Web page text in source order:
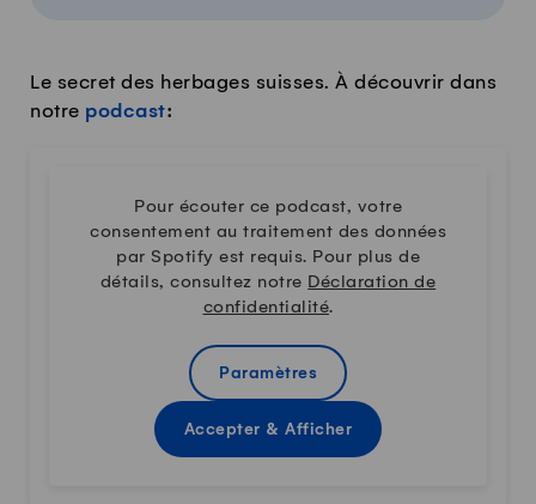
Le secret des herbages suisses. À découvrir dans
notre podcast:
Pour écouter ce podcast, votre
consentement au traitement des données
par Spotify est requis. Pour plus de
détails, consultez notre Déclaration de
confidentialité.
Paramètres
Accepter & Afficher